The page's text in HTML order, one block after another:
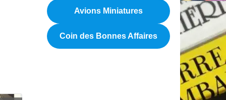
Avions Miniatures
Coin des Bonnes Affaires